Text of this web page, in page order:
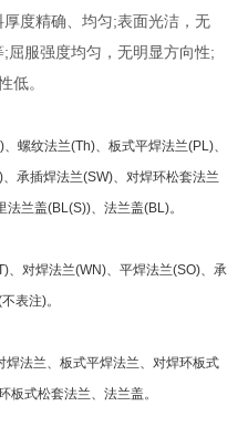
度精确、均匀;表面光洁，无
屈服强度均匀，无明显方向性;
低。
螺纹法兰(Th)、板式平焊法兰(PL)、
承插焊法兰(SW)、对焊环松套法兰
兰盖(BL(S))、法兰盖(BL)。
、对焊法兰(WN)、平焊法兰(SO)、承
表注)。
法兰、板式平焊法兰、对焊环板式
板式松套法兰、法兰盖。